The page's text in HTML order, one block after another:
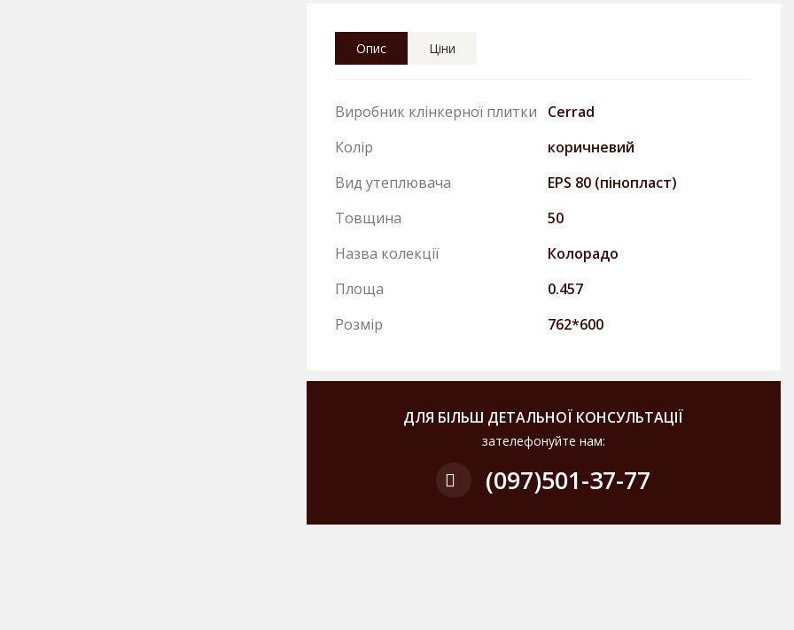
Опис Ціни
Виробник клінкерної плитки
Cerrad
Колір
коричневий
Вид утеплювача
EPS 80 (пінопласт)
Товщина
50
Назва колекції
Колорадо
Площа
0.457
Розмір
762*600
ДЛЯ БІЛЬШ ДЕТАЛЬНОЇ КОНСУЛЬТАЦІЇ
зателефонуйте нам:
(097)501-37-77